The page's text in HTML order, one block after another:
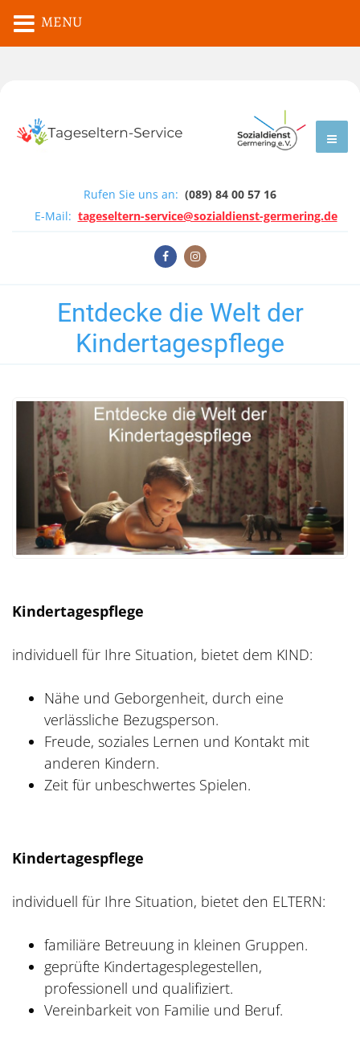
Rufen Sie uns an: (089) 84 00 57 16
E-Mail: tageseltern-service@sozialdienst-germering.de
Entdecke die Welt der
Kindertagespflege
Kindertagespflege
individuell für Ihre Situation, bietet dem KIND:
Nähe und Geborgenheit, durch eine
verlässliche Bezugsperson.
Freude, soziales Lernen und Kontakt mit
anderen Kindern.
Zeit für unbeschwertes Spielen.
Kindertagespflege
individuell für Ihre Situation, bietet den ELTERN:
familiäre Betreuung in kleinen Gruppen.
geprüfte Kindertagesplegestellen,
professionell und qualifiziert.
Vereinbarkeit von Familie und Beruf.
MENU